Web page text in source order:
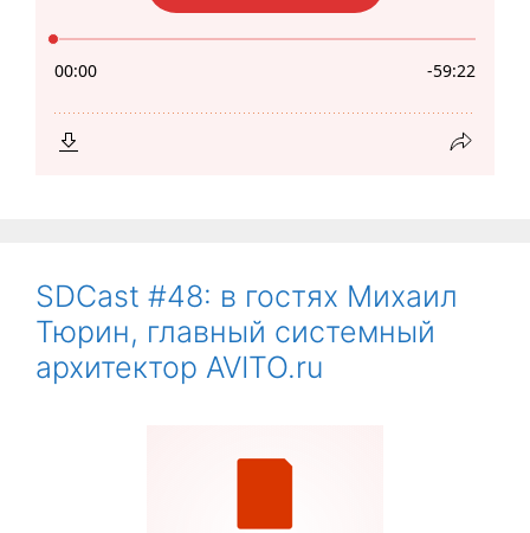
SDCast #48: в гостях Михаил
Тюрин, главный системный
архитектор AVITO.ru